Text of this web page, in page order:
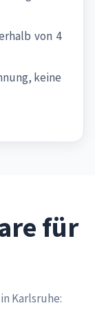
von 4
keine
für
Karlsruhe: